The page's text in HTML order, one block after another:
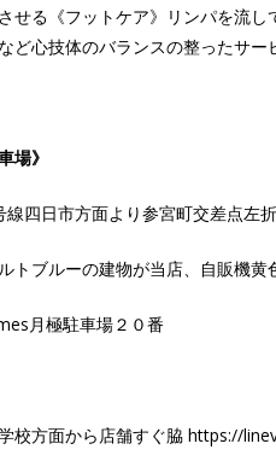
せる《フットケア》リンパを流
ど心技体のバランスの整ったサ
場》
線四日市方面より参宮町交差点左折
トブルーの建物が当店、自販機黄
月極駐車場２０番
校方面から店舗すぐ脇 https://